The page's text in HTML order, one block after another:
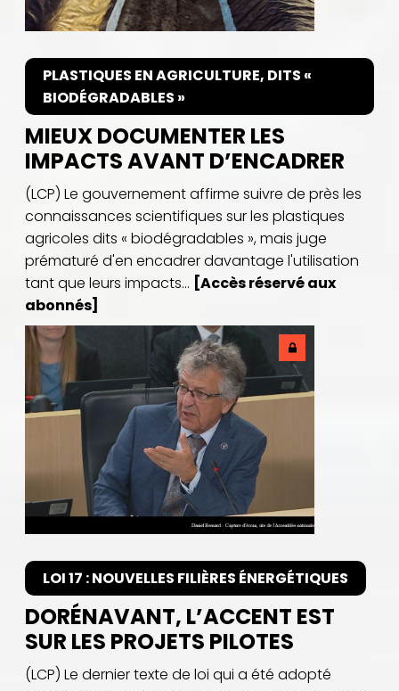
PLASTIQUES EN AGRICULTURE, DITS «
BIODÉGRADABLES »
MIEUX DOCUMENTER LES
IMPACTS AVANT D’ENCADRER
(LCP) Le gouvernement affirme suivre de près les
connaissances scientifiques sur les plastiques
agricoles dits « biodégradables », mais juge
prématuré d'en encadrer davantage l'utilisation
tant que leurs impacts... [Accès réservé aux
abonnés]
LOI 17 : NOUVELLES FILIÈRES ÉNERGÉTIQUES
DORÉNAVANT, L’ACCENT EST
SUR LES PROJETS PILOTES
(LCP) Le dernier texte de loi qui a été adopté